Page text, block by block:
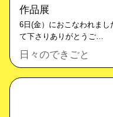
作品展
6日(金）におこなわれま
て下さりありがとうご…
日々のできごと